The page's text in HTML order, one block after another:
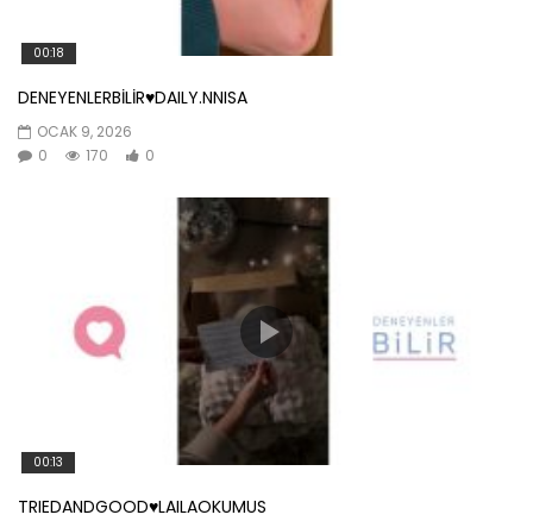
00:18
DENEYENLERBİLİR♥️DAILY.NNISA
OCAK 9, 2026
0
170 0
00:13
TRIEDANDGOOD♥️LAILAOKUMUS